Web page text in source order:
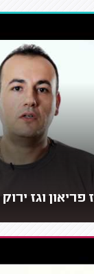
פריאון וגז ירוק